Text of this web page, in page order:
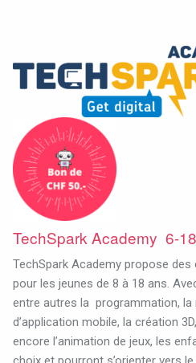
TechSpark Academy 6-
TechSpark Academy propose
pour les jeunes de 8 à 18 ans.
entre autres la programmation, la
d’application mobile, la création 3D,
encore l’animation de jeux, les